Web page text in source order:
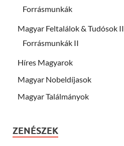
Forrásmunkák
Magyar Feltalálok & Tudósok II
Forrásmunkák II
Híres Magyarok
Magyar Nobeldíjasok
Magyar Találmányok
ZENÉSZEK